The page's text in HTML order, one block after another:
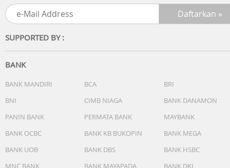
Isi kemasan
Monitor layar x1
Dudukan (termasuk kaki penyangga) x1
Kabel DP x1
Adaptor daya x1
Panduan pengguna x1
Tipe dan jumlah port
Port DP x2
Port HDMI x2
Port daya DC IN x1
SUPPORTED BY :
BANK
BANK MANDIRI BCA
BRI
BNI
CIMB NIAGA
BANK DANAMON
PANIN BANK
PERMATA BANK
MAYBANK
BANK OCBC
BANK KB BUKOPIN
BANK MEGA
BANK UOB
BANK DBS
BANK HSBC
MNC BANK
BANK MAYAPADA
BANK DKI